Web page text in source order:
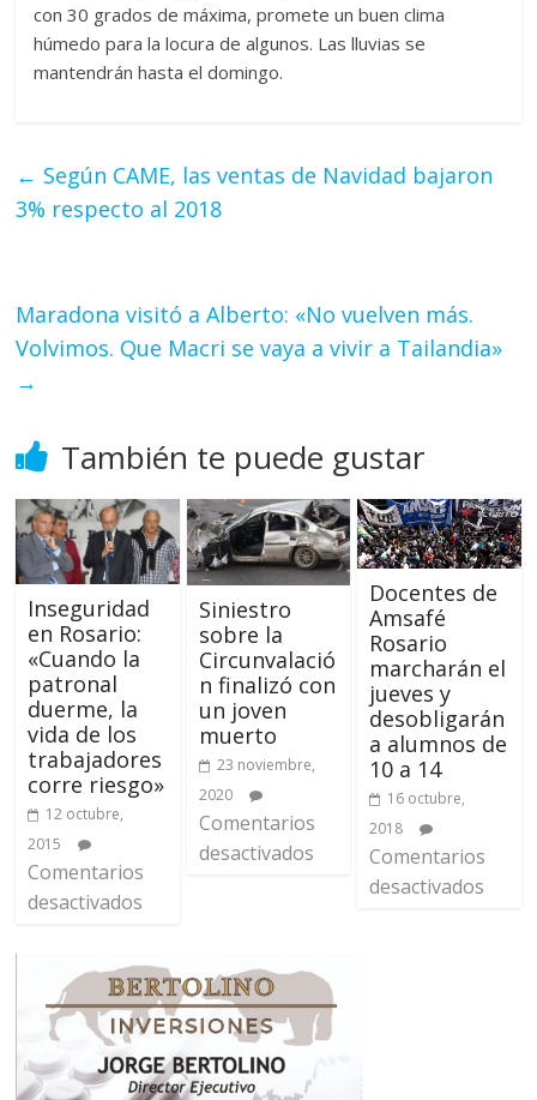
con 30 grados de máxima, promete un buen clima
húmedo para la locura de algunos. Las lluvias se
mantendrán hasta el domingo.
← Según CAME, las ventas de Navidad bajaron
3% respecto al 2018
Maradona visitó a Alberto: «No vuelven más.
Volvimos. Que Macri se vaya a vivir a Tailandia»
→
También te puede gustar
Inseguridad
en Rosario:
«Cuando la
patronal
duerme, la
vida de los
trabajadores
corre riesgo»
12 octubre,
2015
Comentarios
desactivados
Siniestro
sobre la
Circunvalació
n finalizó con
un joven
muerto
23 noviembre,
2020
Comentarios
desactivados
Docentes de
Amsafé
Rosario
marcharán el
jueves y
desobligarán
a alumnos de
10 a 14
16 octubre,
2018
Comentarios
desactivados